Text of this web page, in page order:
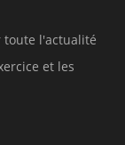
toute l'actualité
et les